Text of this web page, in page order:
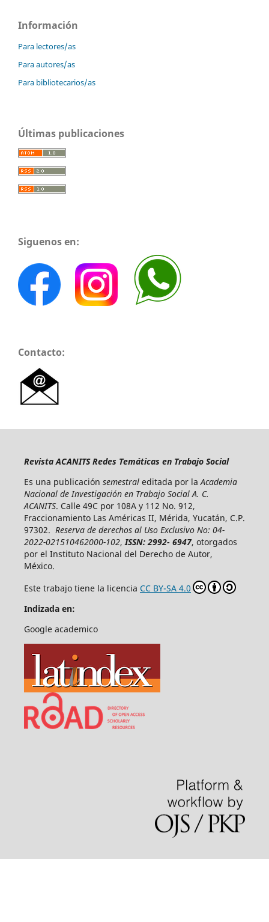
Información
Para lectores/as
Para autores/as
Para bibliotecarios/as
Últimas publicaciones
Siguenos en:
Contacto:
Revista ACANITS Redes Temáticas en Trabajo Social
Es una publicación semestraleditada por la Academia
Nacional de Investigación en Trabajo Social A. C.
ACANITS. Calle 49C por 108A y 112 No. 912,
Fraccionamiento Las Américas II, Mérida, Yucatán, C.P.
97302. Reserva de derechos al Uso Exclusivo No: 04-
2022-021510462000-102,ISSN: 2992- 6947, otorgados
por el Instituto Nacional del Derecho de Autor,
México.
Este trabajo tiene la licencia CC BY-SA 4.0
Indizada en:
Google academico